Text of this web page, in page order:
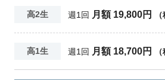
高2生 週1回 月額 19,800円
高1生 週1回 月額 18,700円